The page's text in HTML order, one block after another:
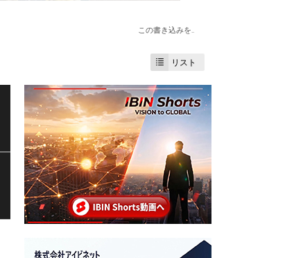
この書き込みを..
リスト